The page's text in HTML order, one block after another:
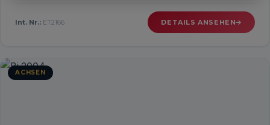
Int. Nr.: ET2166 DETAILS ANSEHEN
ACHSEN